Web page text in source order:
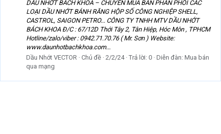
DẦU NHỚT BÁCH KHOA – CHUYÊN MUA BÁN PHÂN PHỐI CÁC
LOẠI DẦU NHỚT BÁNH RĂNG HỘP SỐ CÔNG NGHIỆP SHELL,
CASTROL, SAIGON PETRO... CÔNG TY TNHH MTV DẦU NHỚT
BÁCH KHOA Đ/C : 67/12D Thới Tây 2, Tân Hiệp, Hóc Môn , TPHCM
Hotline/zalo/viber : 0942.71.70.76 ( Mr. Sơn ) Website:
www.daunhotbachkhoa.com...
Dầu Nhớt VECTOR Chủ đề 2/2/24 Trả lời: 0 Diễn đàn: Mua bán
qua mạng